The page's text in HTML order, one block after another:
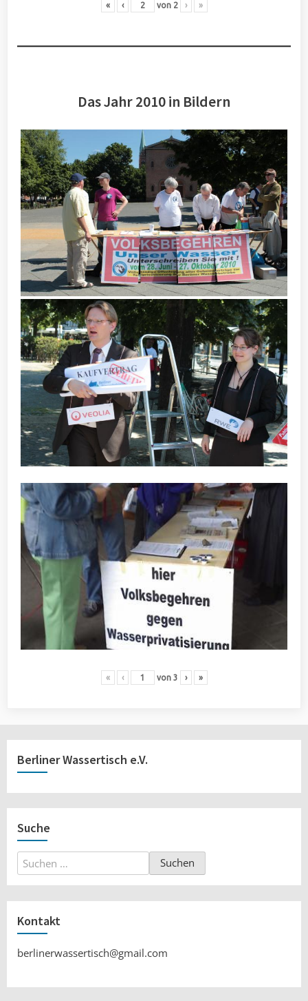
« ‹ von 2 › »
Das Jahr 2010 in Bildern
« ‹ von 3 › »
Berliner Wassertisch e.V.
Suche
Suchen
nach:
Kontakt
berlinerwassertisch@gmail.com